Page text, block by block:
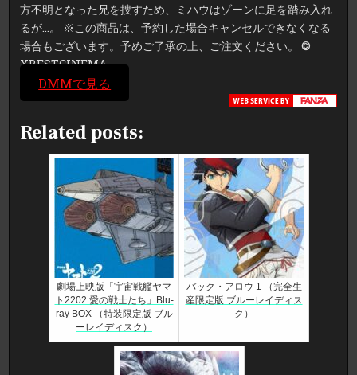
方不明となった兄を捜すため、ミハウはゾーンに足を踏み入れ
るが…。 ※この商品は、予約した場合キャンセルできなくなる
場合もございます。予めご了承の上、ご注文ください。 ©
XBESTCINEMA
DMMで見る
Related posts:
劇場上映版「宇宙戦艦ヤマ
ト2202 愛の戦士たち」Blu-
ray BOX （特装限定版 ブル
ーレイディスク）
バック・アロウ 1 （完全生
産限定版 ブルーレイディス
ク）